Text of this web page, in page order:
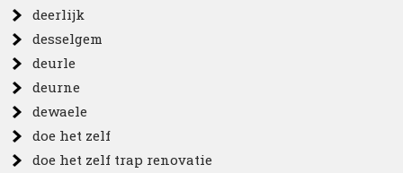
deerlijk
desselgem
deurle
deurne
dewaele
doe het zelf
doe het zelf trap renovatie